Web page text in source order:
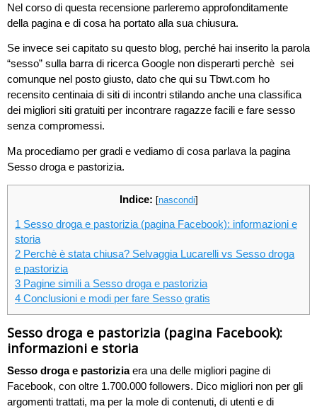
Nel corso di questa recensione parleremo approfonditamente
della pagina e di cosa ha portato alla sua chiusura.
Se invece sei capitato su questo blog, perché hai inserito la parola
“sesso” sulla barra di ricerca Google non disperarti perchè sei
comunque nel posto giusto, dato che qui su Tbwt.com ho
recensito centinaia di siti di incontri stilando anche una classifica
dei migliori siti gratuiti per incontrare ragazze facili e fare sesso
senza compromessi.
Ma procediamo per gradi e vediamo di cosa parlava la pagina
Sesso droga e pastorizia.
Indice: [nascondi]
1 Sesso droga e pastorizia (pagina Facebook): informazioni e
storia
2 Perchè è stata chiusa? Selvaggia Lucarelli vs Sesso droga
e pastorizia
3 Pagine simili a Sesso droga e pastorizia
4 Conclusioni e modi per fare Sesso gratis
Sesso droga e pastorizia (pagina Facebook):
informazioni e storia
Sesso droga e pastoriziaera una delle migliori pagine di
Facebook, con oltre 1.700.000 followers. Dico migliori non per gli
argomenti trattati, ma per la mole di contenuti, di utenti e di